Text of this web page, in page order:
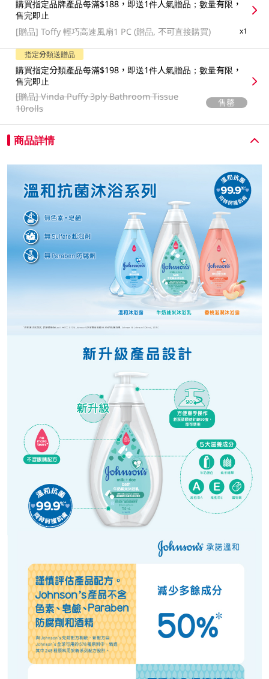
購買指定品牌產品每滿$188，即送1件人氣贈品；數量有限，
售完即止
[贈品]Toffy 輕巧高速風扇1 PC (贈品, 不可直接購買) x1
指定分類送贈品
購買指定分類產品每滿$198，即送1件人氣贈品；數量有限，
售完即止
[贈品]Vinda Puffy 3ply Bathroom Tissue
10rolls
售罄
商品詳情